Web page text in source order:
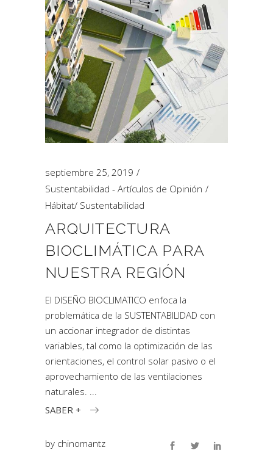
septiembre 25, 2019
Sustentabilidad - Artículos de Opinión
Hábitat/ Sustentabilidad
ARQUITECTURA
BIOCLIMÁTICA PARA
NUESTRA REGIÓN
El DISEÑO BIOCLIMATICO enfoca la
problemática de la SUSTENTABILIDAD con
un accionar integrador de distintas
variables, tal como la optimización de las
orientaciones, el control solar pasivo o el
aprovechamiento de las ventilaciones
naturales.
SABER +
by chinomantz